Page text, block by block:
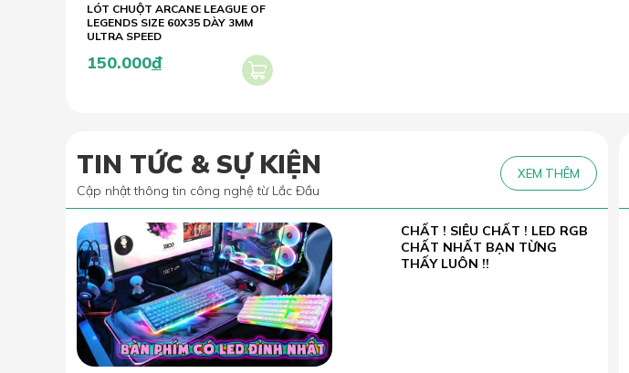
LÓT CHUỘT ARCANE LEAGUE OF
LEGENDS SIZE 60X35 DÀY 3MM
ULTRA SPEED
150.000đ
TIN TỨC & SỰ KIỆN
Cập nhật thông tin công nghệ từ Lắc Đầu
XEM THÊM
CHẤT ! SIÊU CHẤT ! LED RGB
CHẤT NHẤT BẠN TỪNG
THẤY LUÔN !!